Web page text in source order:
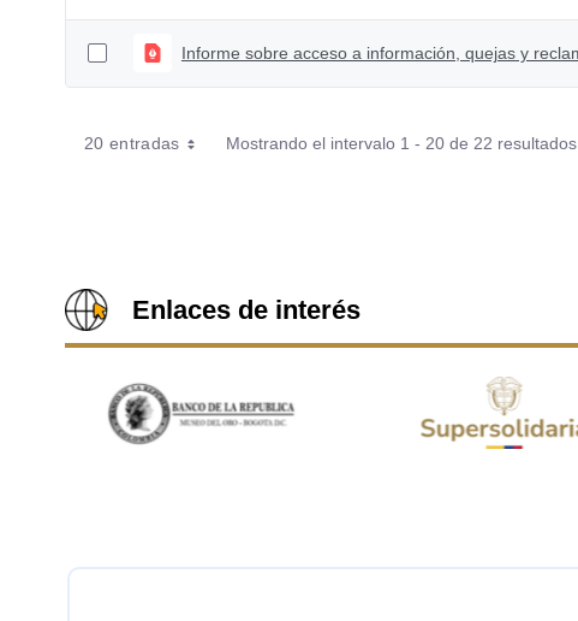
20 entradas Mostrando el intervalo 1 - 20 de 22 resultados.
Enlaces de interés